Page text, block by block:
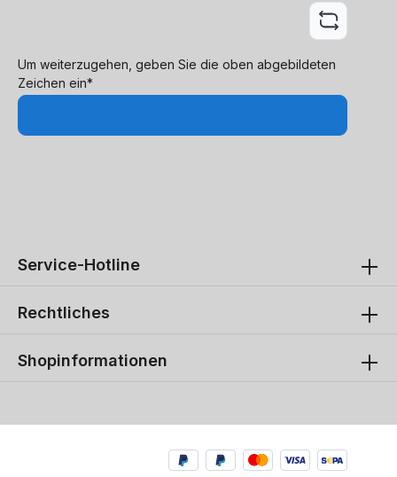
Um weiterzugehen, geben Sie die oben abgebildeten
Zeichen ein*
Service-Hotline
Rechtliches
Shopinformationen